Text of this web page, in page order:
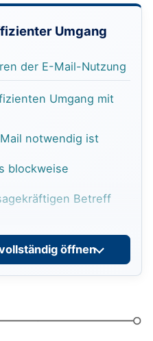
Umgang
der E-Mail-Nutzung
Umgang mit
notwendig ist
blockweise
Betreff
E-Mails mit etwas
öffnen